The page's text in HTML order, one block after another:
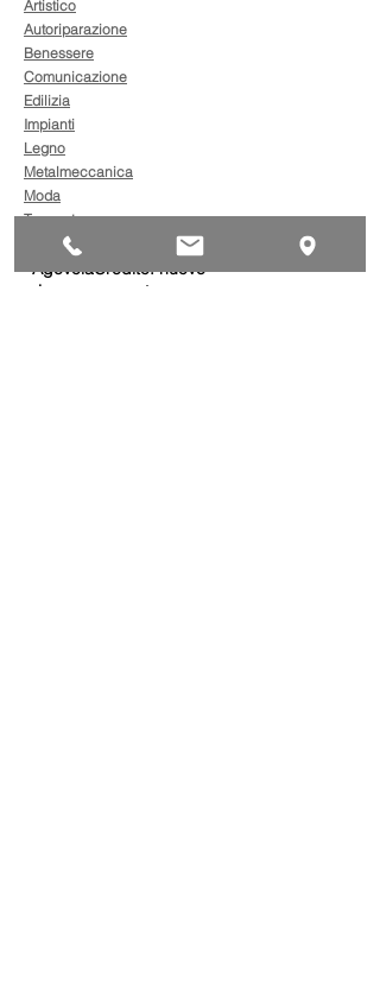
Artistico
Autoriparazione
Benessere
Comunicazione
Edilizia
Impianti
Legno
Metalmeccanica
Moda
Trasporto
AgevolaCredito: nuove
risorse per sostenere